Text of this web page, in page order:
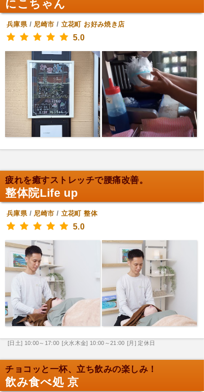
にこちゃん
兵庫県/ 尼崎市 / 立花町 お好み焼き店
5.0
疲れを癒すストレッチで腰痛改善。
整体院Life up
兵庫県/ 尼崎市 / 立花町 整体
5.0
[日土] 10:00～17:00 [火水木金] 10:00～21:00 [月] 定休日
チョコッと一杯、立ち飲みの楽しみ！
飲み食べ処 京